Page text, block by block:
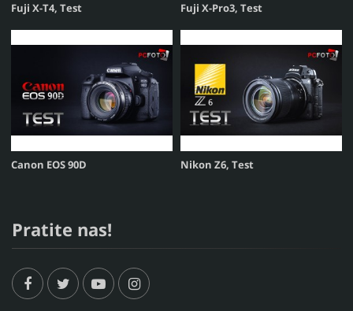
Fuji X-T4, Test Fuji X-Pro3, Test
Canon EOS 90D Nikon Z6, Test
Pratite nas!